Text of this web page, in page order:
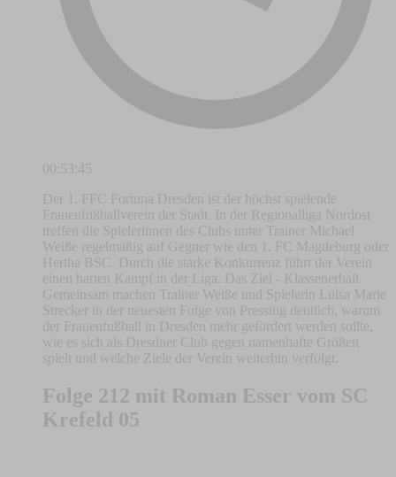
00:53:45
Der 1. FFC Fortuna Dresden ist der höchst spielende
Frauenfußballverein der Stadt. In der Regionalliga Nordost
treffen die Spielerinnen des Clubs unter Trainer Michael
Weiße regelmäßig auf Gegner wie den 1. FC Magdeburg oder
Hertha BSC. Durch die starke Konkurrenz führt der Verein
einen harten Kampf in der Liga. Das Ziel - Klassenerhalt.
Gemeinsam machen Trainer Weiße und Spielerin Luisa Marie
Strecker in der neuesten Folge von Pressing deutlich, warum
der Frauenfußball in Dresden mehr gefördert werden sollte,
wie es sich als Dresdner Club gegen namenhafte Größen
spielt und welche Ziele der Verein weiterhin verfolgt.
Folge 212 mit Roman Esser vom SC
Krefeld 05